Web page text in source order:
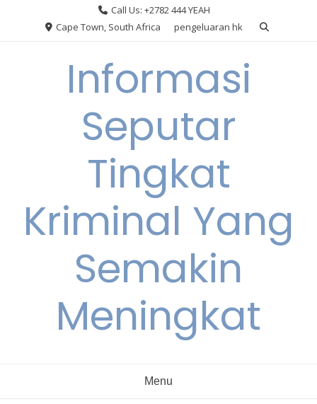
Call Us: +2782 444 YEAH
Cape Town, South Africa
pengeluaran hk
Informasi
Seputar
Tingkat
Kriminal Yang
Semakin
Meningkat
Menu